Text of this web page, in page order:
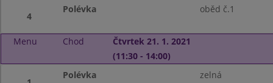
4
Polévka oběd č.1
Menu Chod
Čtvrtek 21. 1. 2021
(11:30 - 14:00)
Polévka
zelná